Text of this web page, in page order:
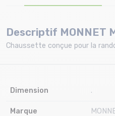
Descriptif MONNET
Chaussette conçue pour la
Dimension .
Marque